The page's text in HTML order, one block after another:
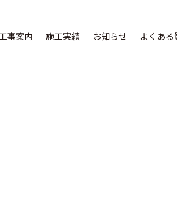
工事案内 施工実績 お知らせ よくある